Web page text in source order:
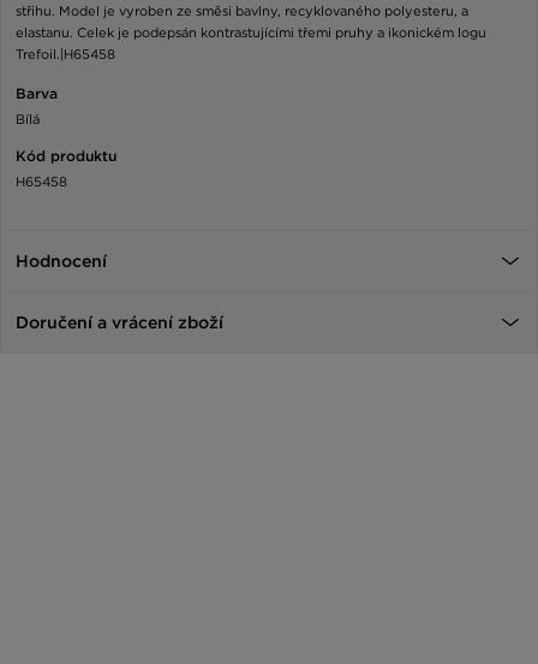
střihu. Model je vyroben ze směsi bavlny, recyklovaného polyesteru, a
elastanu. Celek je podepsán kontrastujícími třemi pruhy a ikonickém logu
Trefoil.|H65458
Barva
Bílá
Kód produktu
H65458
Hodnocení
Doručení a vrácení zboží